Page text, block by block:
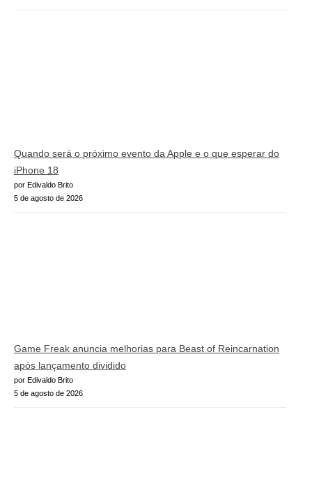
Quando será o próximo evento da Apple e o que esperar do
iPhone 18
por Edivaldo Brito
5 de agosto de 2026
Game Freak anuncia melhorias para Beast of Reincarnation
após lançamento dividido
por Edivaldo Brito
5 de agosto de 2026